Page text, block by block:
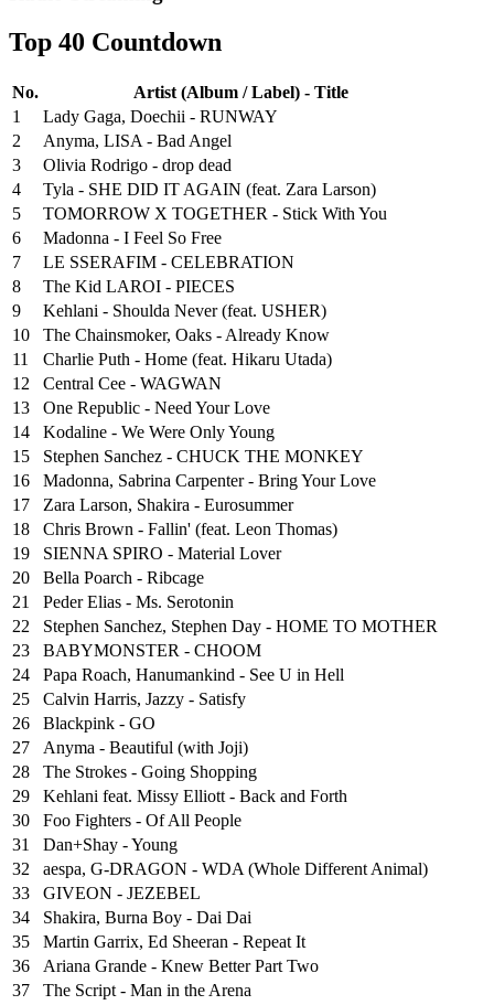
Top 40 Countdown
No.
Artist (Album / Label) - Title
1
Lady Gaga, Doechii - RUNWAY
2
Anyma, LISA - Bad Angel
3
Olivia Rodrigo - drop dead
4
Tyla - SHE DID IT AGAIN (feat. Zara Larson)
5
TOMORROW X TOGETHER - Stick With You
6
Madonna - I Feel So Free
7
LE SSERAFIM - CELEBRATION
8
The Kid LAROI - PIECES
9
Kehlani - Shoulda Never (feat. USHER)
10
The Chainsmoker, Oaks - Already Know
11
Charlie Puth - Home (feat. Hikaru Utada)
12
Central Cee - WAGWAN
13
One Republic - Need Your Love
14
Kodaline - We Were Only Young
15
Stephen Sanchez - CHUCK THE MONKEY
16
Madonna, Sabrina Carpenter - Bring Your Love
17
Zara Larson, Shakira - Eurosummer
18
Chris Brown - Fallin' (feat. Leon Thomas)
19
SIENNA SPIRO - Material Lover
20
Bella Poarch - Ribcage
21
Peder Elias - Ms. Serotonin
22
Stephen Sanchez, Stephen Day - HOME TO MOTHER
23
BABYMONSTER - CHOOM
24
Papa Roach, Hanumankind - See U in Hell
25
⁠Calvin Harris, Jazzy - Satisfy
26
Blackpink - GO
27
Anyma - Beautiful (with Joji)
28
The Strokes - Going Shopping
29
Kehlani feat. Missy Elliott - Back and Forth
30
Foo Fighters - Of All People
31
Dan+Shay - Young
32
aespa, G-DRAGON - WDA (Whole Different Animal)
33
GIVEON - JEZEBEL
34
Shakira, Burna Boy - Dai Dai
35
Martin Garrix, Ed Sheeran - Repeat It
36
Ariana Grande - Knew Better Part Two
37
The Script - Man in the Arena